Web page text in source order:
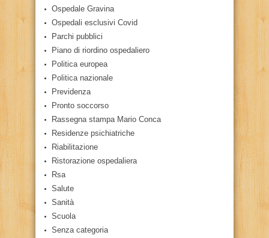
Ospedale Gravina
Ospedali esclusivi Covid
Parchi pubblici
Piano di riordino ospedaliero
Politica europea
Politica nazionale
Previdenza
Pronto soccorso
Rassegna stampa Mario Conca
Residenze psichiatriche
Riabilitazione
Ristorazione ospedaliera
Rsa
Salute
Sanità
Scuola
Senza categoria